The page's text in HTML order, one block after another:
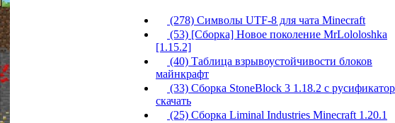
(278) Символы UTF-8 для чата Minecraft
(53) [Сборка] Новое поколение MrLololoshka
[1.15.2]
(40) Таблица взрывоустойчивости блоков
майнкрафт
(33) Сборка StoneBlock 3 1.18.2 с
скачать
(25) Сборка Liminal Industries Minecraft 1.20.1